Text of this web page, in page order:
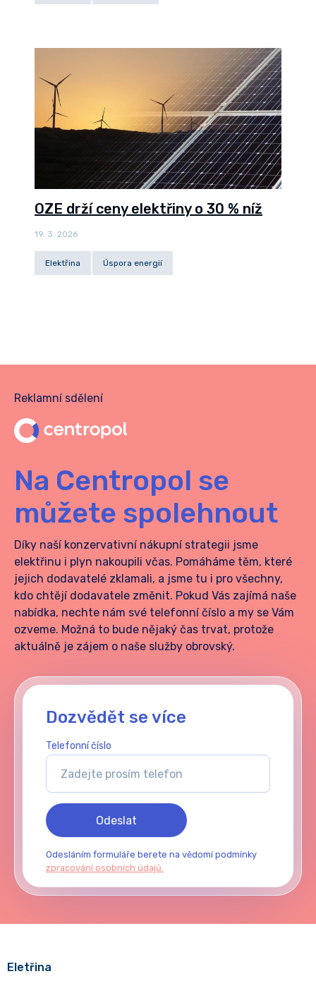
OZE drží ceny elektřiny o 30 % níž
19. 3. 2026
Elektřina Úspora energií
Reklamní sdělení
Na Centropol se
můžete spolehnout
Díky naší konzervativní nákupní strategii jsme
elektřinu i plyn nakoupili včas. Pomáháme těm, které
jejich dodavatelé zklamali, a jsme tu i pro všechny,
kdo chtějí dodavatele změnit. Pokud Vás zajímá naše
nabídka, nechte nám své telefonní číslo a my se Vám
ozveme. Možná to bude nějaký čas trvat, protože
aktuálně je zájem o naše služby obrovský.
Dozvědět se více
Telefonní číslo
Odeslat
Odesláním formuláře berete na vědomí podmínky
zpracování osobních údajů.
Eletřina